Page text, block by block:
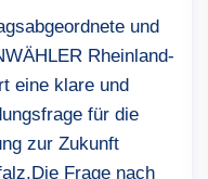
und
Rheinland-
eine klare und
für die
zur Zukunft
Frage nach